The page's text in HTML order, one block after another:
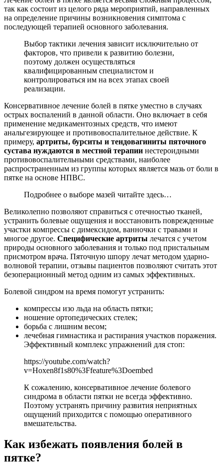
так как состоит из целого ряда мероприятий, направленных
на определение причины возникновения симптома с
последующей терапией основного заболевания.
Выбор тактики лечения зависит исключительно от
факторов, что привели к развитию болезни,
поэтому должен осуществляться
квалифицированным специалистом и
контролироваться им на всех этапах своей
реализации.
Консервативное лечение болей в пятке уместно в случаях
острых воспалений в данной области. Оно включает в себя
применение медикаментозных средств, что имеют
анальгезирующее и противовоспалительное действие. К
примеру, артриты, бурситы и тендовагиниты пяточного
сустава нуждаются в местной терапии нестероидными
противовоспалительными средствами, наиболее
распространенным из группы которых является мазь от боли в
пятке на основе НПВС.
Подробнее о выборе мазей читайте здесь…
Великолепно позволяют справиться с отечностью тканей,
устранить болевые ощущения и восстановить поврежденные
участки компрессы с димексидом, ванночки с травами и
многое другое. Специфические артриты лечатся с учетом
природы основного заболевания и только под пристальным
присмотром врача. Пяточную шпору лечат методом ударно-
волновой терапии, отзывы пациентов позволяют считать этот
безоперационный метод одним из самых эффективных.
Болевой синдром на время помогут устранить:
компрессы изо льда на область пятки;
ношение ортопедических стелек;
борьба с лишним весом;
лечебная гимнастика и растирания участков поражения.
Эффективный комплекс упражнений для стоп:
https://youtube.com/watch?
v=Hoxen8f1s80%3Ffeature%3Doembed
К сожалению, консервативное лечение болевого
синдрома в области пятки не всегда эффективно.
Поэтому устранять причину развития неприятных
ощущений приходится с помощью оперативного
вмешательства.
Как избежать появления болей в
пятке?